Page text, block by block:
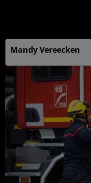
Mandy Vereecken